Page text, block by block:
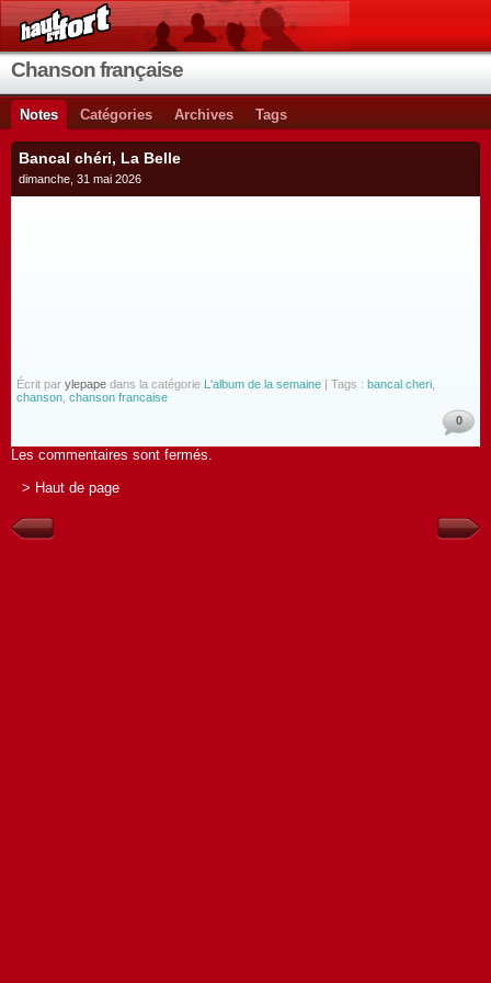
Chanson française
Notes Catégories Archives Tags
Bancal chéri, La Belle
dimanche, 31 mai 2026
Écrit par ylepape dans la catégorie L'album de la semaine | Tags : bancal cheri
chanson chanson francaise
0
Les commentaires sont fermés.
> Haut de page